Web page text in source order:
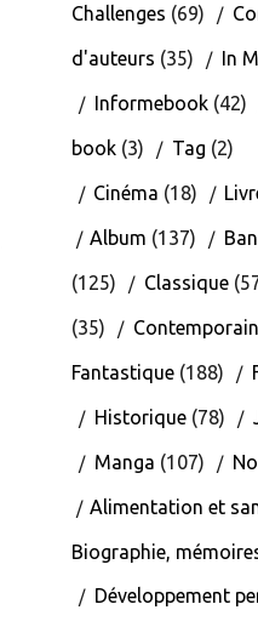
Challenges (69)
d'auteurs (35) In
Informebook(42)
book(3) Tag (2)
Cinéma (18)
Album (137)
(125) Classique
(35) Contemporain
Fantastique(188)
Historique(78)
Manga (107)
Alimentation et
Biographie,
Développement